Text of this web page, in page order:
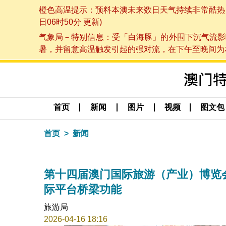
橙色高温提示：预料本澳未来数日天气持续非常酷
日06时50分 更新)
气象局－特别信息：受「白海豚」的外围下沉气流
暑，并留意高温触发引起的强对流，在下午至晚间
首页 新闻 图片 视频 图文包
首页 新闻
第十四届澳门国际旅游（产业）博
际平台桥梁功能
旅游局
2026-04-16 18:16